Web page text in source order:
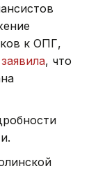
к ОПГ,
заявила, что